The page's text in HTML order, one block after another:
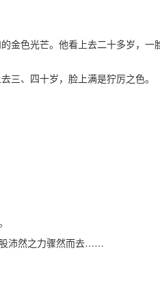
金色光芒。他看上去二十多岁，一
、四十岁，脸上满是狞厉之色。
股沛然之力骤然而去……